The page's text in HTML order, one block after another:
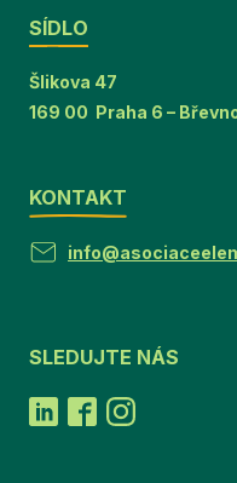
SÍDLO
Šlikova 47
169 00 Praha 6 –
KONTAKT
SLEDUJTE NÁS